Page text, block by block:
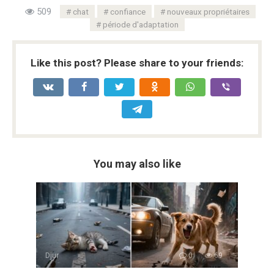
509 chat confiance
nouveaux propriétaires
période d'adaptation
Like this post? Please share to your friends:
You may also like
Djur 0 69